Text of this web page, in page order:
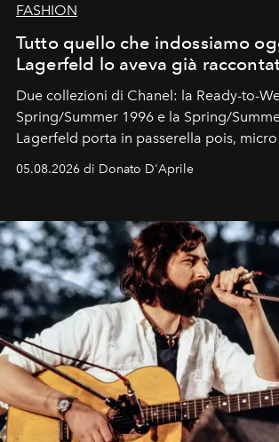
FASHION
Tutto quello che indossiamo
Lagerfeld lo aveva già
Due collezioni di Chanel: la Ready-to-
Spring/Summer 1996 e la Spring/
Lagerfeld porta in passerella pois,
Kate, Claudia e Carla una dietro l'altra.
uno dei documenti più contemporanei
05.08.2026 di Donato D'Aprile